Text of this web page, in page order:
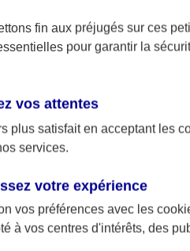
fin aux préjugés sur ces
pour garantir la
vos attentes
plus satisfait en acceptant les
services.
votre expérience
vos préférences avec les
à vos centres d'intérêts, des